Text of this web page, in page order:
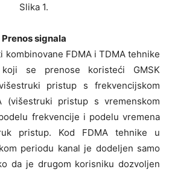
Slika 1.
Prenos signala
kombinovane FDMA i TDMA tehnike
se prenose koristeći GMSK
pristup s frekvencijskom
(višestruki pristup s vremenskom
frekvencije i podelu vremena
pristup. Kod FDMA tehnike u
periodu kanal je dodeljen samo
da je drugom korisniku dozvoljen